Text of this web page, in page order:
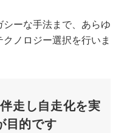
ーな手法まで、あらゆ
ノロジー選択を行いま
走し自走化を実
目的です